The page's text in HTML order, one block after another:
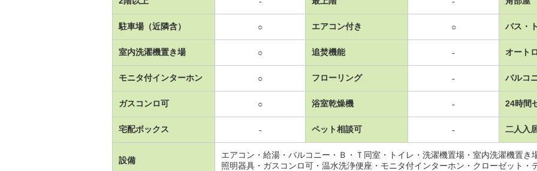
駐車場（近隣含） ○ エアコン付き ○ バス・
室内洗濯機置き場 ○ 追焚機能 - オート
モニタ付インターホン ○ フローリング - バルコ
ガスコンロ可 ○ 浴室乾燥機 - 24時間
宅配ボックス - ペット相談可 - 二人入
設備
エアコン・給湯・バルコニー・Ｂ・Ｔ同室・トイレ・洗濯機置場・室内洗濯機置き
照明器具・ガスコンロ可・温水洗浄便座・モニタ付インターホン・クローゼット